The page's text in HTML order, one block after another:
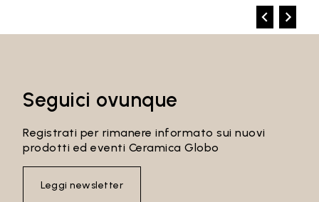
Seguici ovunque
Registrati per rimanere informato sui nuovi
prodotti ed eventi Ceramica Globo
Leggi newsletter